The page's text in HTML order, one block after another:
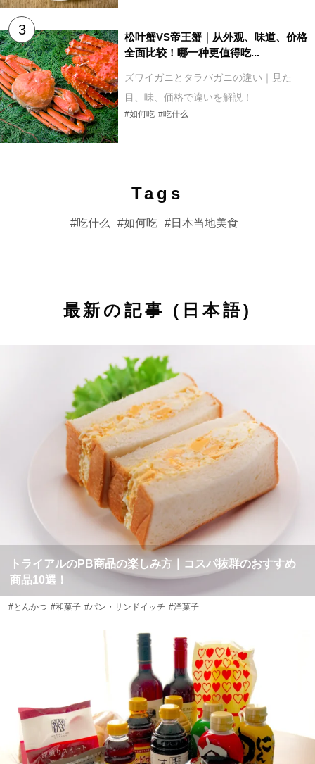
松叶蟹VS帝王蟹｜从外观、味道、价格
全面比较！哪一种更值得吃...
ズワイガニとタラバガニの違い｜見た
目、味、価格で違いを解説！
#如何吃 #吃什么
Tags
吃什么 如何吃 日本当地美食
最新の記事 (日本語)
トライアルのPB商品の楽しみ方｜コスパ抜群のおすすめ
商品10選！
#とんかつ #和菓子 #パン・サンドイッチ #洋菓子